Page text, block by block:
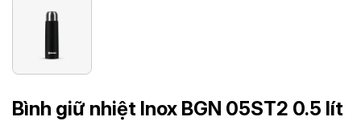
Bình giữ nhiệt Inox BGN 05ST2 0.5 lít